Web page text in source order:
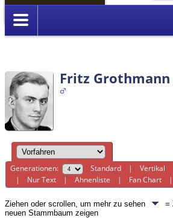
Anmelden
Fritz Grothmann
Generationen: Standard |Vertikal
| Nur Text |Ahnenliste | Fan Chart
Ziehen oder scrollen, um mehr zu sehen =
neuen Stammbaum zeigen